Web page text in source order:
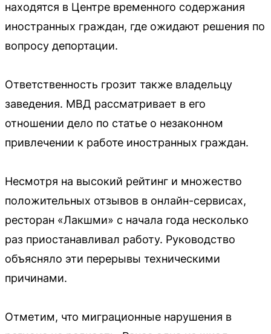
находятся в Центре временного содержания
иностранных граждан, где ожидают решения по
вопросу депортации.
Ответственность грозит также владельцу
заведения. МВД рассматривает в его
отношении дело по статье о незаконном
привлечении к работе иностранных граждан.
Несмотря на высокий рейтинг и множество
положительных отзывов в онлайн-сервисах,
ресторан «Лакшми» с начала года несколько
раз приостанавливал работу. Руководство
объясняло эти перерывы техническими
причинами.
Отметим, что миграционные нарушения в